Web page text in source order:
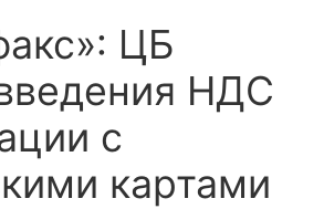
ЦБ
НДС
с
картами